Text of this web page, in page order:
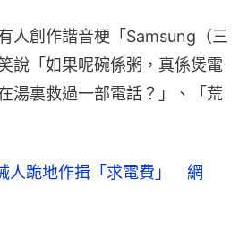
人創作諧音梗「Samsung（三
說「如果呢碗係粥，真係煲電
湯裏救過一部電話？」、「荒
人跪地作揖「求電費」 網